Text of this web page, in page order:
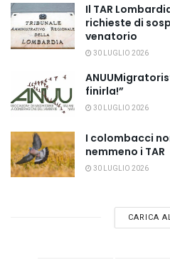
Il TAR
richieste di
venatorio
30 LUGLIO 2026
finirla!”
30 LUGLIO 2026
I colombacci
nemmeno i TAR
30 LUGLIO 2026
CARICA